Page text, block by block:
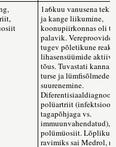
1a6kuu vanusena
ja kange liikumine,
koonupiirkonnas oli
palavik.
tugev põletikune
lihasensüümide
tõus. Tuvastati
turse ja lümfisõlmede
suurenemine.
polüartriit
tagapõhjaga vs.
immuunvahendatud),
polümüosiit.
ravimiks sai Medrol,